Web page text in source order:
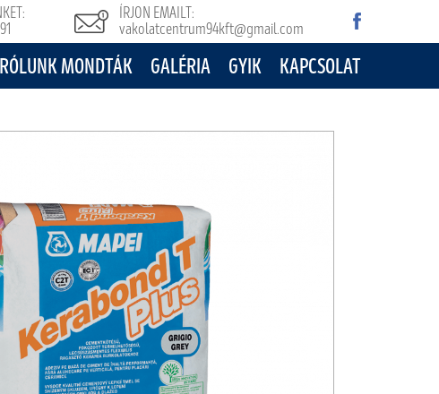
ÍRJON EMAILT:
vakolatcentrum94kft@gmail.com
RÓLUNK MONDTÁK GALÉRIA GYIK KAPCSOLAT